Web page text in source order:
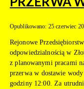
Opublikowano: 25 czerwiec
Rejonowe
odpowiedzialnością w
z planowanymi pracami
przerwa w dostawie
godziny 12:00. Za